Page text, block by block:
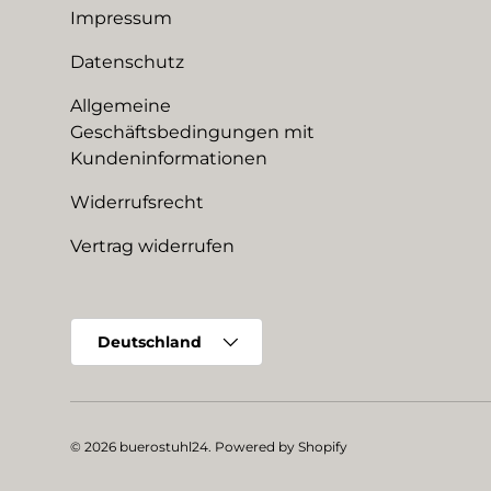
Impressum
Datenschutz
Allgemeine
Geschäftsbedingungen mit
Kundeninformationen
Widerrufsrecht
Vertrag widerrufen
Deutschland
© 2026 buerostuhl24. Powered by Shopify